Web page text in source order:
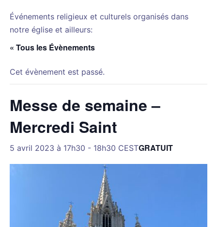
Événements religieux et culturels organisés dans
notre église et ailleurs:
« Tous les Évènements
Cet évènement est passé.
Messe de semaine –
Mercredi Saint
5 avril 2023 à 17h30 - 18h30 CESTGRATUIT